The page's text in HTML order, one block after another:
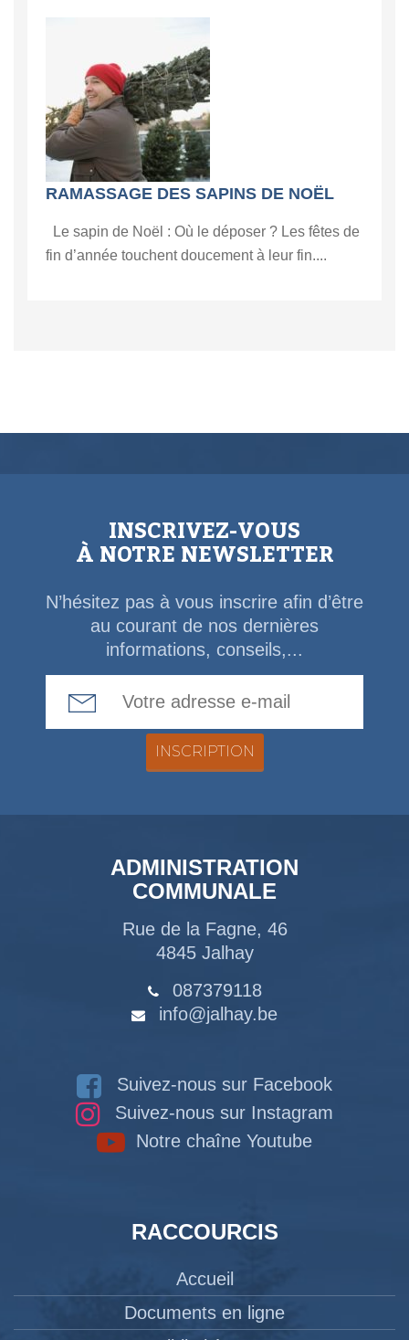
RAMASSAGE DES SAPINS DE NOËL
Le sapin de Noël : Où le déposer ? Les fêtes de
fin d’année touchent doucement à leur fin....
INSCRIVEZ-VOUS
À NOTRE NEWSLETTER
N’hésitez pas à vous inscrire afin d’être
au courant de nos dernières
informations, conseils,...
ADMINISTRATION
COMMUNALE
Rue de la Fagne, 46
4845 Jalhay
087379118
info@jalhay.be
Suivez-nous sur Facebook
Suivez-nous sur Instagram
Notre chaîne Youtube
RACCOURCIS
Accueil
Documents en ligne